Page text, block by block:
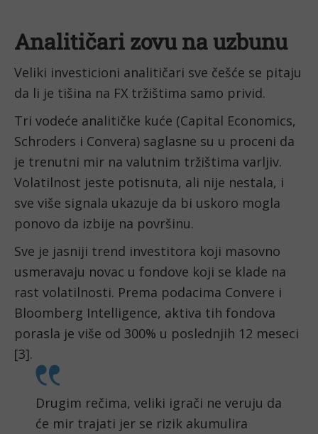
Analitičari zovu na uzbunu
Veliki investicioni analitičari sve češće se pitaju
da li je tišina na FX tržištima samo privid.
Tri vodeće analitičke kuće (Capital Economics,
Schroders i Convera) saglasne su u proceni da
je trenutni mir na valutnim tržištima varljiv.
Volatilnost jeste potisnuta, ali nije nestala, i
sve više signala ukazuje da bi uskoro mogla
ponovo da izbije na površinu.
Sve je jasniji trend investitora koji masovno
usmeravaju novac u fondove koji se klade na
rast volatilnosti. Prema podacima Convere i
Bloomberg Intelligence, aktiva tih fondova
porasla je više od 300% u poslednjih 12 meseci
[3].
Drugim rečima, veliki igrači ne veruju da
će mir trajati jer se rizik akumulira